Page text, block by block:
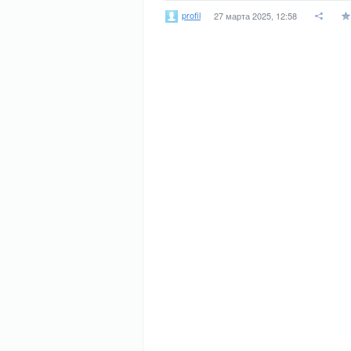
profil 27 марта 2025, 12:58